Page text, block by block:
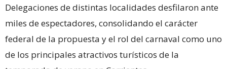
Delegaciones de distintas localidades desfilaron ante
miles de espectadores, consolidando el carácter
federal de la propuesta y el rol del carnaval como uno
de los principales atractivos turísticos de la